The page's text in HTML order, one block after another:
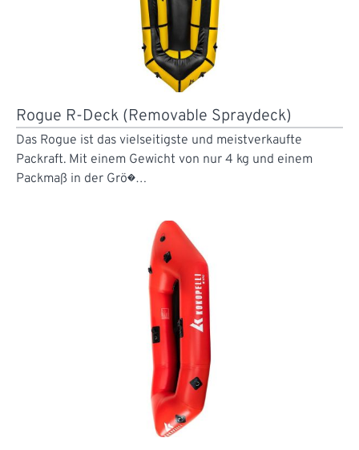
Rogue R-Deck (Removable Spraydeck)
Das Rogue ist das vielseitigste und meistverkaufte
Packraft. Mit einem Gewicht von nur 4 kg und einem
Packmaß in der Grö�…